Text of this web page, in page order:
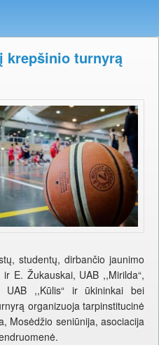
krepšinio turnyrą
studentų, dirbančio jaunimo
E. Žukauskai, UAB ,,Mirilda“,
UAB ,,Kūlis“ ir ūkininkai bei
organizuoja tarpinstitucinė
Mosėdžio seniūnija, asociacija